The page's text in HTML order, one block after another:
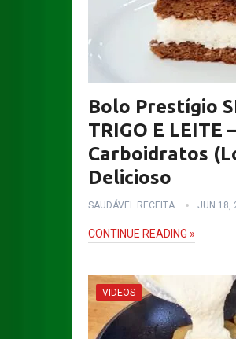
Bolo Prestígio
TRIGO E LEITE
Carboidratos
Delicioso
SAUDÁVEL RECEITA JUN 18,
CONTINUE READING »
VIDEOS